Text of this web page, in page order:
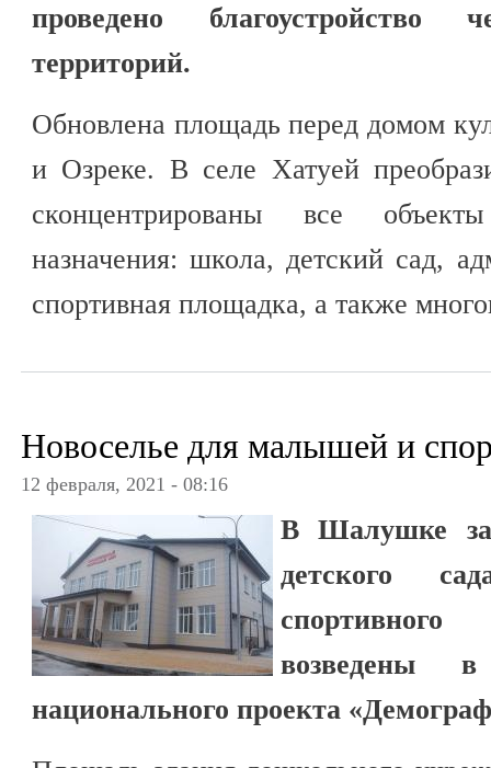
проведено благоустройство
территорий.
Обновлена площадь перед домом
и Озреке. В селе Хатуей
сконцентрированы все объекты
назначения: школа, детский сад,
спортивная площадка, а также
Новоселье для малышей и
12 февраля, 2021 - 08:16
В Шалушке
детского
возведены
национального проекта